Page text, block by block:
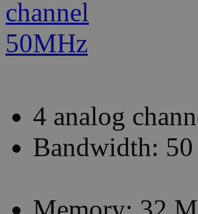
4 analog
Bandwidth: